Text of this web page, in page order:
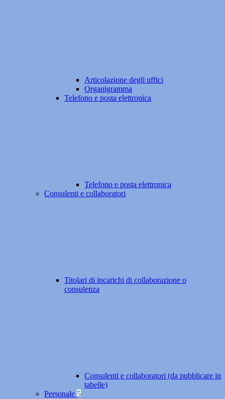
Articolazione degli uffici
Organigramma
Telefono e posta elettronica
Telefono e posta elettronica
Consulenti e collaboratori
Titolari di incarichi di collaborazione o
consulenza
Consulenti e collaboratori (da pubblicare in
tabelle)
Personale 5